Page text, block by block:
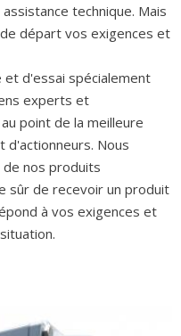
technique. Mais
départ vos exigences et
et d'essai spécialement
experts et
point de la meilleure
d'actionneurs. Nous
nos produits
sûr de recevoir un produit
à vos exigences et